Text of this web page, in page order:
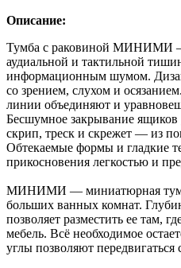
Описание:
Тумба с раковиной МИНИМИ —
аудиальной и тактильной
информационным шумом.
со зрением, слухом и
линии объединяют и
Бесшумное закрывание
скрип, треск и скрежет — из
Обтекаемые формы и гладкие
прикосновения легкостью и
МИНИМИ — миниатюрная
больших ванных комнат.
позволяет разместить ее там,
мебель. Всё необходимое
углы позволяют передвигаться